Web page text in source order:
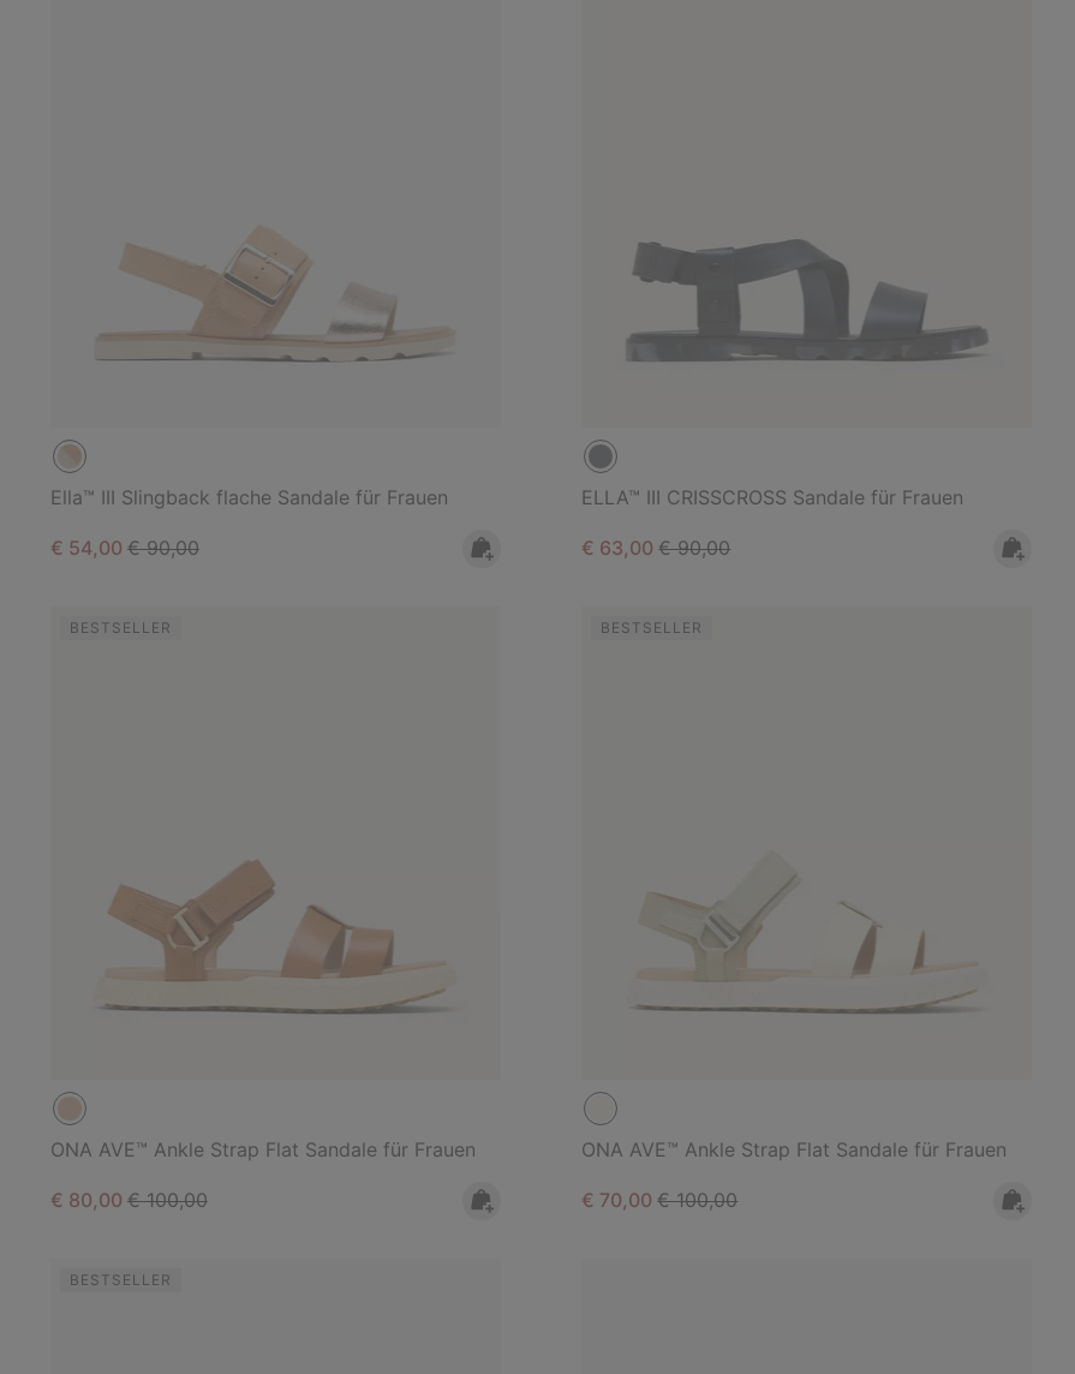
Ella™ III Slingback flache Sandale für Frauen
Sale price:
€ 54,00 Regular price:
€ 90,00
ELLA™ III CRISSCROSS Sandale für Frauen
Sale price:
€ 63,00Regular price:
€ 90,00
BESTSELLER
ONA AVE™ Ankle Strap Flat Sandale für Frauen
Sale price:
€ 80,00 Regular price:
€ 100,00
BESTSELLER
ONA AVE™ Ankle Strap Flat Sandale für Frauen
Sale price:
€ 70,00Regular price:
€ 100,00
BESTSELLER